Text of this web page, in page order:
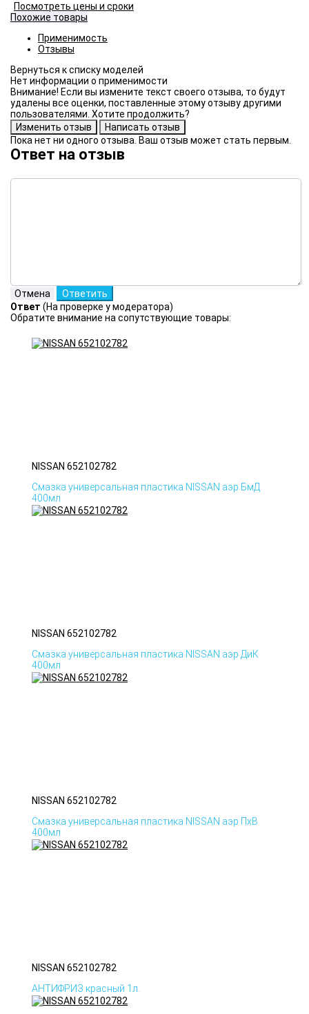
Посмотреть цены и сроки
Похожие товары
Применимость
Отзывы
Нет информации о применимости
Внимание! Если вы измените текст своего отзыва, то будут
удалены все оценки, поставленные этому отзыву другими
пользователями. Хотите продолжить?
Пока нет ни одного отзыва. Ваш отзыв может стать первым.
Ответ на отзыв
Ответ (На проверке у модератора)
Обратите внимание на сопутствующие товары:
NISSAN 652102782
Смазка универсальная пластика NISSAN аэр БмД
400мл
NISSAN 652102782
Смазка универсальная пластика NISSAN аэр ДиК
400мл
NISSAN 652102782
Смазка универсальная пластика NISSAN аэр ПхВ
400мл
NISSAN 652102782
АНТИФРИЗ красный 1л.